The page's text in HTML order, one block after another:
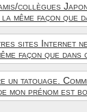
collègues
la même façon que
sites Internet
façon que dans
un tatouage.
mon prénom est